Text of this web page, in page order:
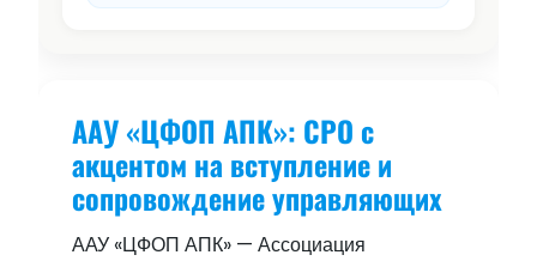
ААУ «ЦФОП АПК»: СРО с
акцентом на вступление и
сопровождение управляющих
ААУ «ЦФОП АПК» — Ассоциация